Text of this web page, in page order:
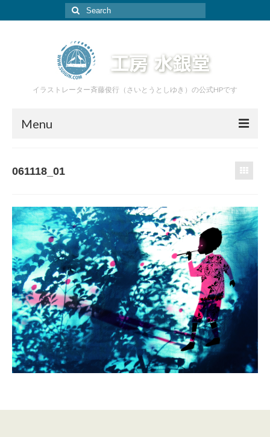
Search
for:
イラストレーター斉藤俊行（さいとうとしゆき）の公式HPです
Menu
絵本
家具
あおぞら工房
おやすみロバ
ブログ
メール
061118_01